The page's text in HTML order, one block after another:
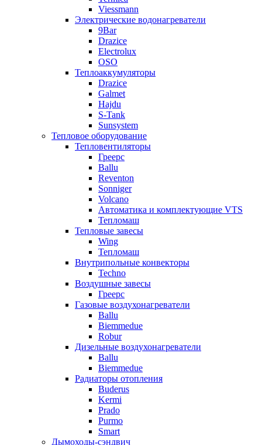
Viessmann
Электрические водонагреватели
9Bar
Drazice
Electrolux
OSO
Теплоаккумуляторы
Drazice
Galmet
Hajdu
S-Tank
Sunsystem
Тепловое оборудование
Тепловентиляторы
Греерс
Ballu
Reventon
Sonniger
Volcano
Автоматика и комплектующие VTS
Тепломаш
Тепловые завесы
Wing
Тепломаш
Внутрипольные конвекторы
Techno
Воздушные завесы
Греерс
Газовые воздухонагреватели
Ballu
Biemmedue
Robur
Дизельные воздухонагреватели
Ballu
Biemmedue
Радиаторы отопления
Buderus
Kermi
Prado
Purmo
Smart
Дымоходы-сэндвич